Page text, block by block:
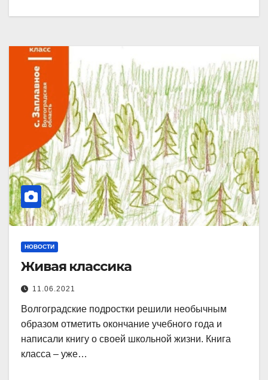
НОВОСТИ
Живая классика
11.06.2021
Волгоградские подростки решили необычным
образом отметить окончание учебного года и
написали книгу о своей школьной жизни. Книга
класса – уже…